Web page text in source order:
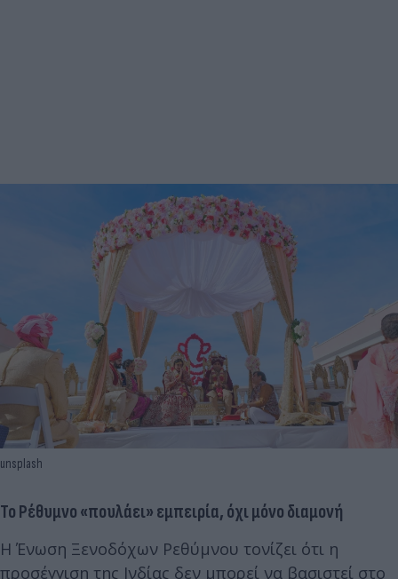
unsplash
Το Ρέθυμνο «πουλάει» εμπειρία, όχι μόνο διαμονή
Η Ένωση Ξενοδόχων Ρεθύμνου τονίζει ότι η
προσέγγιση της Ινδίας δεν μπορεί να βασιστεί στο